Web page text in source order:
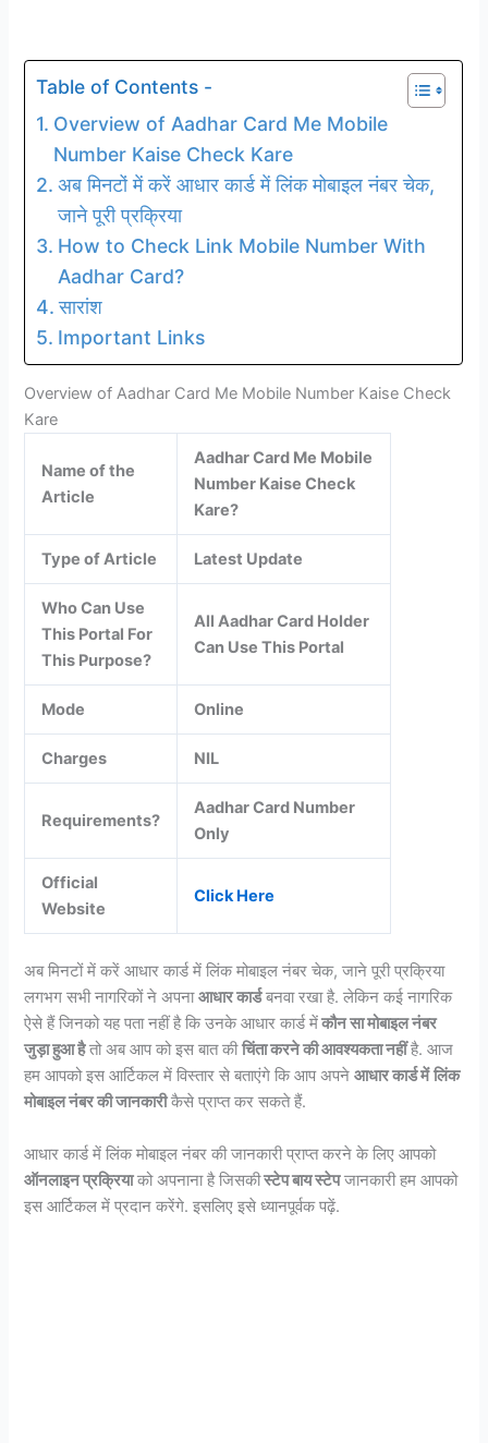
Table of Contents -
Overview of Aadhar Card Me Mobile
Number Kaise Check Kare
अब मिनटों में करें आधार कार्ड में लिंक मोबाइल नंबर चेक,
जाने पूरी प्रक्रिया
How to Check Link Mobile Number With
Aadhar Card?
सारांश
Important Links
Overview of Aadhar Card Me Mobile Number Kaise Check
Kare
Name of the
Article
Aadhar Card Me Mobile
Number Kaise Check
Kare?
Type of Article Latest Update
Who Can Use
This Portal For
This Purpose?
All Aadhar Card Holder
Can Use This Portal
Mode Online
Charges NIL
Requirements?
Aadhar Card Number
Only
Official
Website
Click Here
अब मिनटों में करें आधार कार्ड में लिंक मोबाइल नंबर चेक, जाने पूरी प्रक्रिया
लगभग सभी नागरिकों ने अपनाआधार कार्डबनवा रखा है. लेकिन कई नागरिक
ऐसे हैं जिनको यह पता नहीं है कि उनके आधार कार्ड मेंकौन सा मोबाइल नंबर
जुड़ा हुआ हैतो अब आप को इस बात कीचिंता करने की आवश्यकता नहींहै. आज
हम आपको इस आर्टिकल में विस्तार से बताएंगे कि आप अपनेआधार कार्ड में लिंक
मोबाइल नंबर की जानकारीकैसे प्राप्त कर सकते हैं.
आधार कार्ड में लिंक मोबाइल नंबर की जानकारी प्राप्त करने के लिए आपको
ऑनलाइन प्रक्रियाको अपनाना है जिसकीस्टेप बाय स्टेपजानकारी हम आपको
इस आर्टिकल में प्रदान करेंगे. इसलिए इसे ध्यानपूर्वक पढ़ें.